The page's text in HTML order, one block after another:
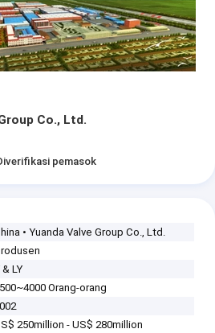
Co., Ltd.
pemasok
• Yuanda Valve Group Co., Ltd.
& LY
Orang-orang
250million - US$ 280million